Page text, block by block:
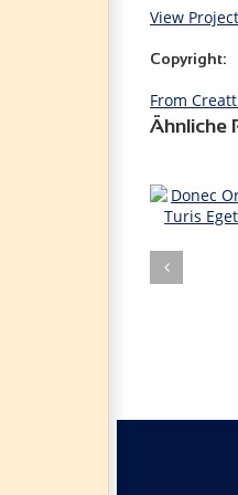
View Project
Copyright:
From
Ähnliche